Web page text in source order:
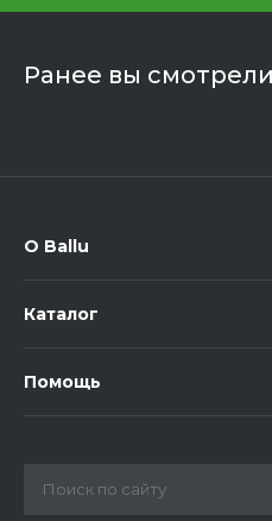
Ранее вы смотрели
О Ballu
Каталог
Помощь